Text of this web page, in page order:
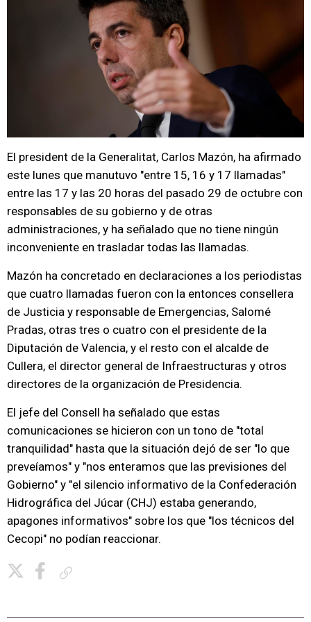
El president de la Generalitat, Carlos Mazón, ha afirmado
este lunes que manutuvo "entre 15, 16 y 17 llamadas"
entre las 17 y las 20 horas del pasado 29 de octubre con
responsables de su gobierno y de otras
administraciones, y ha señalado que no tiene ningún
inconveniente en trasladar todas las llamadas.
Mazón ha concretado en declaraciones a los periodistas
que cuatro llamadas fueron con la entonces consellera
de Justicia y responsable de Emergencias, Salomé
Pradas, otras tres o cuatro con el presidente de la
Diputación de Valencia, y el resto con el alcalde de
Cullera, el director general de Infraestructuras y otros
directores de la organización de Presidencia.
El jefe del Consell ha señalado que estas
comunicaciones se hicieron con un tono de "total
tranquilidad" hasta que la situación dejó de ser "lo que
preveíamos" y "nos enteramos que las previsiones del
Gobierno" y "el silencio informativo de la Confederación
Hidrográfica del Júcar (CHJ) estaba generando,
apagones informativos" sobre los que "los técnicos del
Cecopi" no podían reaccionar.